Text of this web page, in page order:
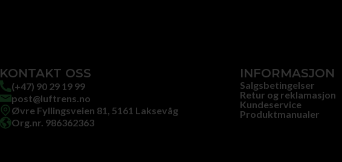
KONTAKT OSS
(+47) 90 29 19 99
post@luftrens.no
Øvre Fyllingsveien 81, 5161 Laksevåg
Org.nr. 986362363
INFORMASJON
Salgsbetingelser
Retur og reklamasjon
Kundeservice
Produktmanualer